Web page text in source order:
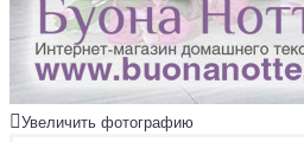
Увеличить фотографию